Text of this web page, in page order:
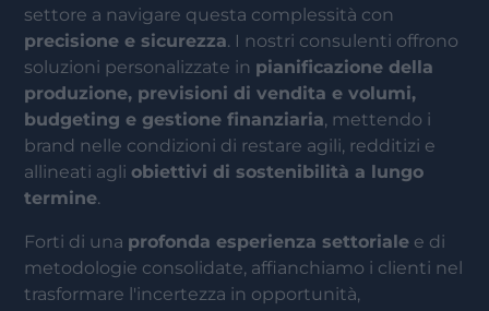
settore a navigare questa complessità con
precisione e sicurezza. I nostri consulenti offrono
soluzioni personalizzate in pianificazione della
produzione, previsioni di vendita e volumi,
budgeting e gestione finanziaria, mettendo i
brand nelle condizioni di restare agili, redditizi e
allineati agliobiettivi di sostenibilità a lungo
termine.
Forti di una profonda esperienza settoriale e di
metodologie consolidate, affianchiamo i clienti nel
trasformare l'incertezza in opportunità,